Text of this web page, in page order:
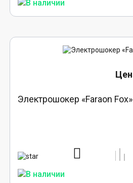
Электрошокер «Faraon Fox»